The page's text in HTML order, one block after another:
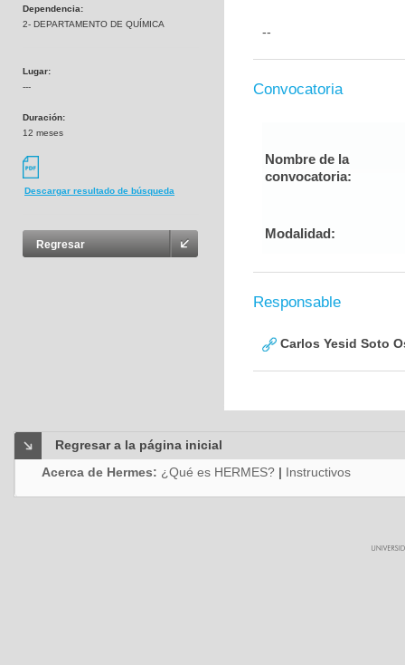
Dependencia:
2- DEPARTAMENTO DE QUÍMICA
Lugar:
---
Duración:
12 meses
Descargar resultado de búsqueda
Regresar
--
Convocatoria
Nombre de la
convocatoria:
Modalidad:
Responsable
Carlos Yesid Soto
Regresar a la página inicial
Acerca de Hermes: ¿Qué es HERMES? | Instructivos